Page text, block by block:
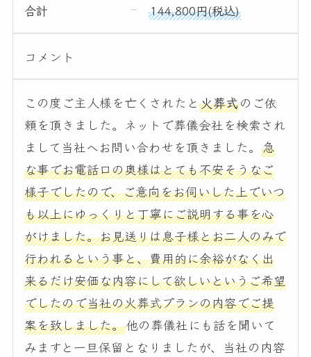
合計
144,800円(税込)
コメント
この度ご主人様を亡くされたと火葬式のご依
頼を頂きました。ネットで葬儀会社を検索され
まして当社へお問い合わせを頂きました。急
な事でお電話口の奥様はとても不安そうなご
様子でしたので、ご意向をお伺いした上でいつ
も以上にゆっくりと丁寧にご説明する事を心
がけました。お見送りは息子様とお二人のみで
行われるという事と、費用的に余裕がなく出
来るだけ安価な内容にして欲しいというご希望
でしたので当社の火葬式プランの内容でご提
案を致しました。他の葬儀社にも話を聞いて
みますと一旦保留となりましたが、当社の内容